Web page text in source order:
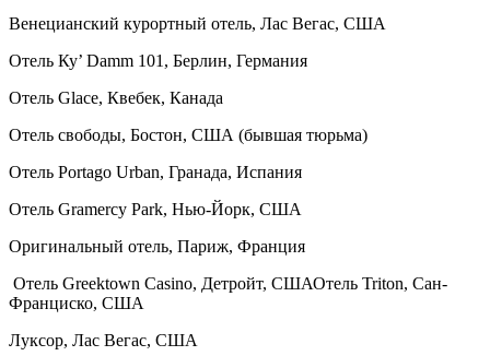
Венецианский курортный отель, Лас Вегас, США
Отель Ку’ Damm 101, Берлин, Германия
Отель Glace, Квебек, Канада
Отель свободы, Бостон, США (бывшая тюрьма)
Отель Portago Urban, Гранада, Испания
Отель Gramercy Park, Нью-Йорк, США
Оригинальный отель, Париж, Франция
Отель Greektown Casino, Детройт, СШАОтель Triton, Сан-
Франциско, США
Луксор, Лас Вегас, США